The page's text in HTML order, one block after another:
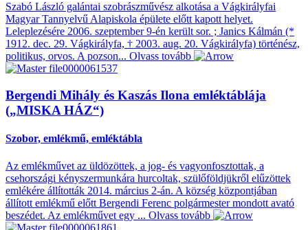
Szabó László galántai szobrászművész alkotása a Vágkirályfai
Magyar Tannyelvű Alapiskola épülete előtt kapott helyet.
Leleplezésére 2006. szeptember 9-én került sor. ; Janics Kálmán (*
1912. dec. 29. Vágkirályfa, † 2003. aug. 20. Vágkirályfa) történész,
politikus, orvos. A pozson... Olvass tovább
Bergendi Mihály és Kaszás Ilona emléktáblája
(„MISKA HÁZ“)
Szobor, emlékmű, emléktábla
Az emlékművet az üldözöttek, a jog- és vagyonfosztottak, a
csehországi kényszermunkára hurcoltak, szülőföldjükről elűzöttek
emlékére állították 2014. március 2-án. A község központjában
állított emlékmű előtt Bergendi Ferenc polgármester mondott avató
beszédet. Az emlékművet egy ... Olvass tovább